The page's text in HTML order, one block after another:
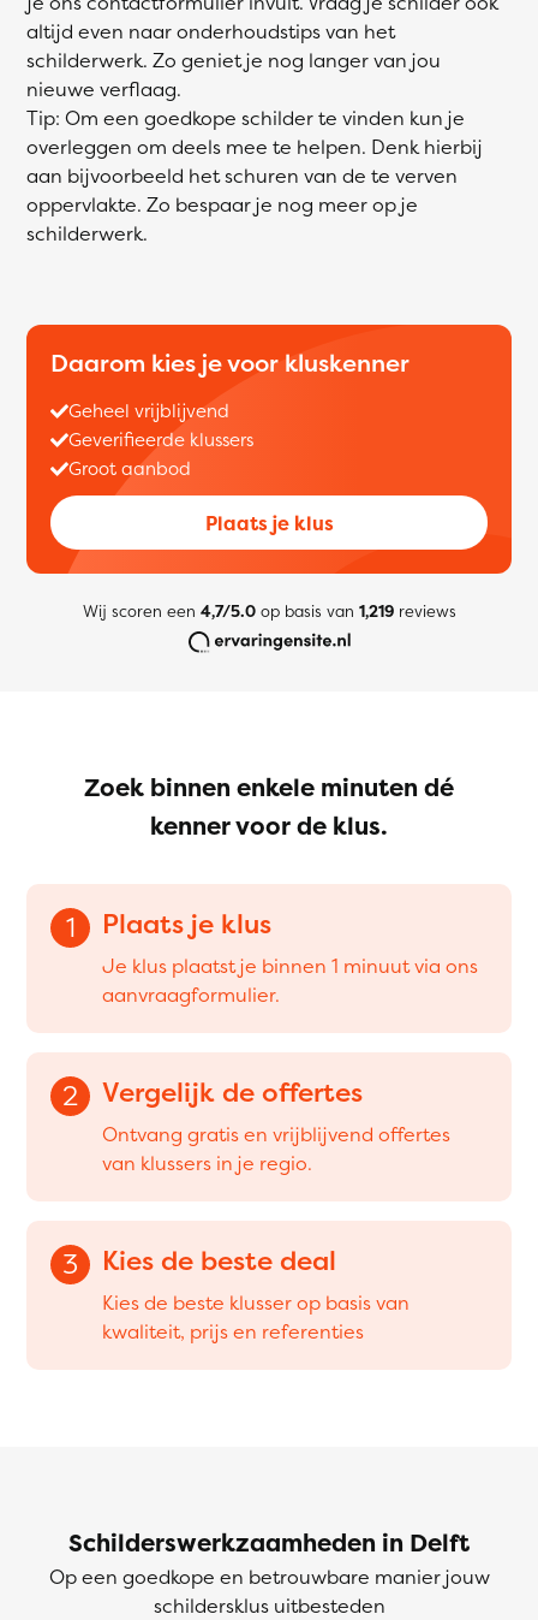
altijd even naar onderhoudstips van het
schilderwerk. Zo geniet je nog langer van jou
nieuwe verflaag.
Tip: Om een goedkope schilder te vinden kun je
overleggen om deels mee te helpen. Denk hierbij
aan bijvoorbeeld het schuren van de te verven
oppervlakte. Zo bespaar je nog meer op je
schilderwerk.
Daarom kies je voor kluskenner
Geheel vrijblijvend
Geverifieerde klussers
Groot aanbod
Plaats je klus
Wij scoren een 4,7/5.0op basis van 1,219reviews
Zoek binnen enkele minuten dé
kenner voor de klus.
1 Plaats je klus
Je klus plaatst je binnen 1 minuut via ons
aanvraagformulier.
2 Vergelijk de offertes
Ontvang gratis en vrijblijvend offertes
van klussers in je regio.
3 Kies de beste deal
Kies de beste klusser op basis van
kwaliteit, prijs en referenties
Schilderswerkzaamheden in Delft
Op een goedkope en betrouwbare manier jouw
schildersklus uitbesteden